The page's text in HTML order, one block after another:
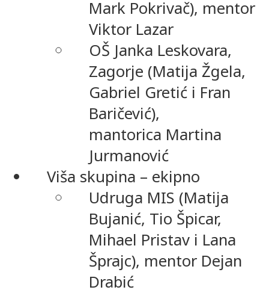
Mark Pokrivač), mentor
Viktor Lazar
OŠ Janka Leskovara,
Zagorje (Matija Žgela,
Gabriel Gretić i Fran
Baričević),
mantorica Martina
Jurmanović
Viša skupina – ekipno
Udruga MIS (Matija
Bujanić, Tio Špicar,
Mihael Pristav i Lana
Šprajc), mentor Dejan
Drabić